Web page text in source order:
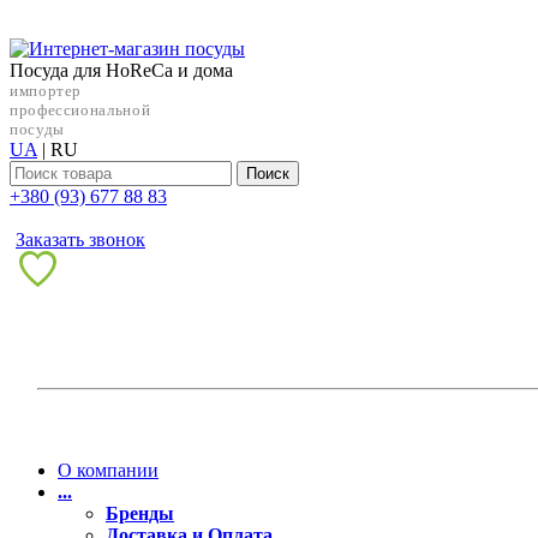
Посуда для HoReCa и дома
импортер
профессиональной
посуды
UA | RU
Поиск
+38‎0 (93) 677 88 83
Заказать звонок
О компании
...
Бренды